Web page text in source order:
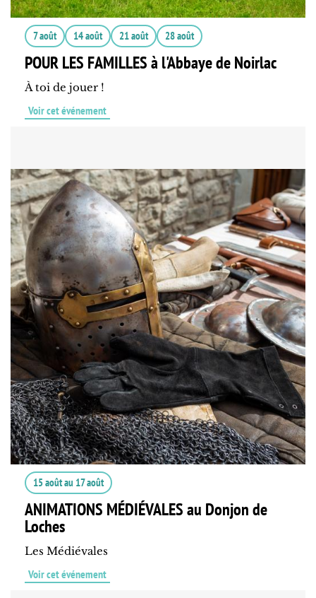
7 août 14 août 21 août 28 août
POUR LES FAMILLES à l'Abbaye de Noirlac
À toi de jouer !
Voir cet événement
15 aoûtau 17 août
ANIMATIONS MÉDIÉVALES au Donjon de
Loches
Les Médiévales
Voir cet événement